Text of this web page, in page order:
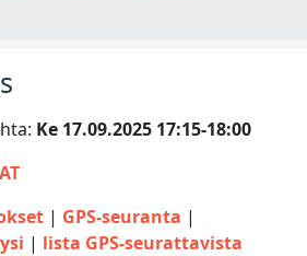
Ke 17.09.2025 17:15­-18:00
| GPS-seuranta |
| lista GPS-seurattavista